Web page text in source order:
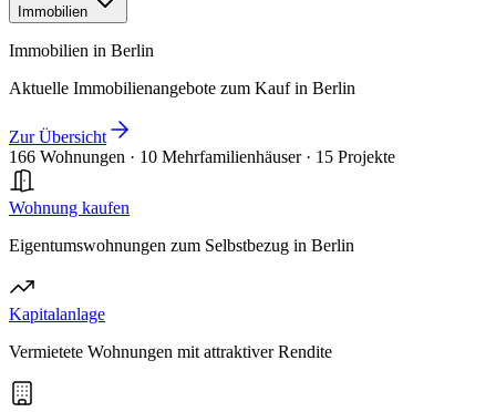
Immobilien
Immobilien in Berlin
Aktuelle Immobilienangebote zum Kauf in Berlin
Zur Übersicht
166 Wohnungen · 10 Mehrfamilienhäuser · 15 Projekte
Wohnung kaufen
Eigentumswohnungen zum Selbstbezug in Berlin
Kapitalanlage
Vermietete Wohnungen mit attraktiver Rendite